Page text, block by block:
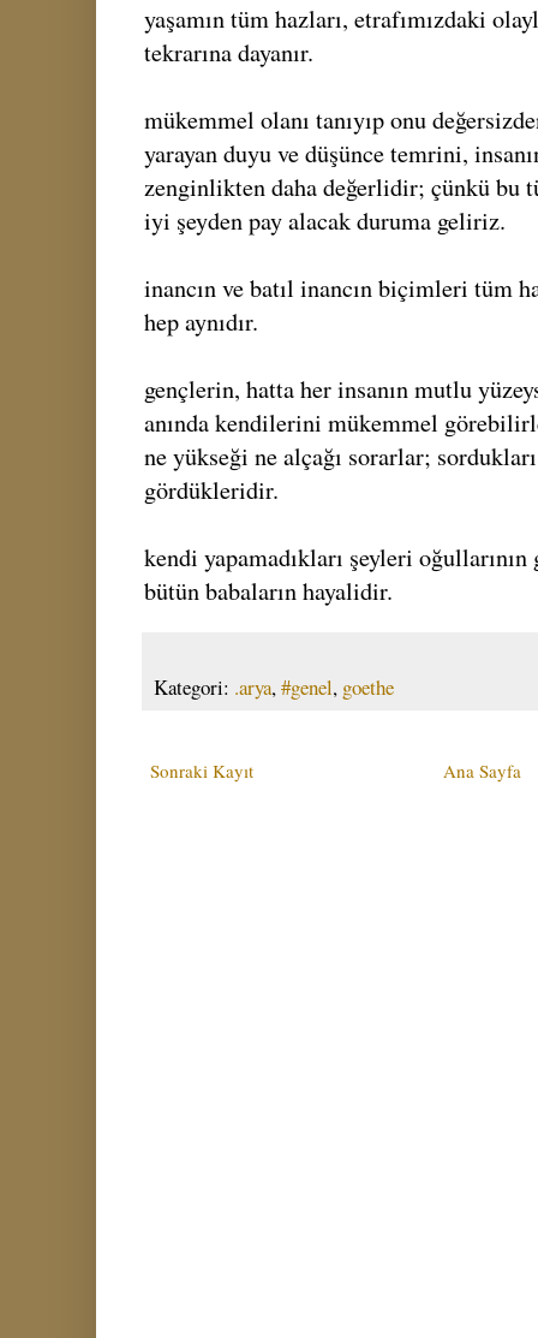
yaşamın tüm hazları, etrafımızdaki
tekrarına dayanır.
mükemmel olanı tanıyıp onu
yarayan duyu ve düşünce temrini,
zenginlikten daha değerlidir; çünkü bu
iyi şeyden pay alacak duruma geliriz.
inancın ve batıl inancın biçimleri tüm
hep aynıdır.
gençlerin, hatta her insanın mutlu
anında kendilerini mükemmel
ne yükseği ne alçağı sorarlar;
gördükleridir.
kendi yapamadıkları şeyleri
bütün babaların hayalidir.
Kategori: .arya,#genel, goethe
Sonraki Kayıt Ana Sayfa